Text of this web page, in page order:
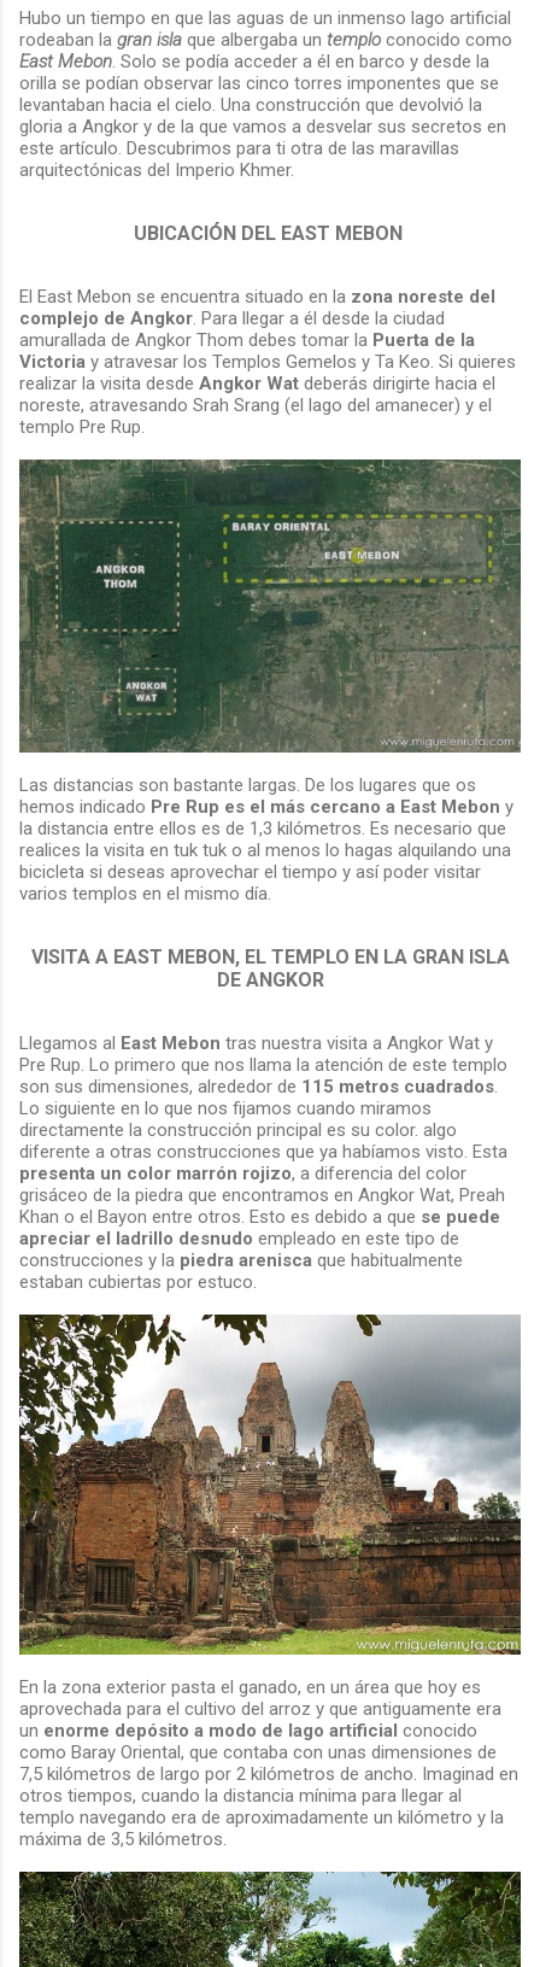
Hubo un tiempo en que las aguas de un inmenso lago artificial
rodeaban la gran isla que albergaba un templo conocido como
East Mebon . Solo se podía acceder a él en barco y desde la
orilla se podían observar las cinco torres imponentes que se
levantaban hacia el cielo. Una construcción que devolvió la
gloria a Angkor y de la que vamos a desvelar sus secretos en
este artículo. Descubrimos para ti otra de las maravillas
arquitectónicas del Imperio Khmer.
UBICACIÓN DEL EAST MEBON
El East Mebon se encuentra situado en la zona noreste del
complejo de Angkor . Para llegar a él desde la ciudad
amurallada de Angkor Thom debes tomar la Puerta de la
Victoria y atravesar los Templos Gemelos y Ta Keo. Si quieres
realizar la visita desde Angkor Wat deberás dirigirte hacia el
noreste, atravesando Srah Srang (el lago del amanecer) y el
templo Pre Rup.
Las distancias son bastante largas. De los lugares que os
hemos indicado Pre Rup es el más cercano a East Mebon y
la distancia entre ellos es de 1,3 kilómetros. Es necesario que
realices la visita en tuk tuk o al menos lo hagas alquilando una
bicicleta si deseas aprovechar el tiempo y así poder visitar
varios templos en el mismo día.
VISITA A EAST MEBON, EL TEMPLO EN LA GRAN ISLA
DE ANGKOR
Llegamos al East Mebon tras nuestra visita a Angkor Wat y
Pre Rup. Lo primero que nos llama la atención de este templo
son sus dimensiones, alrededor de 115 metros cuadrados
Lo siguiente en lo que nos fijamos cuando miramos
directamente la construcción principal es su color. algo
diferente a otras construcciones que ya habíamos visto. Esta
presenta un color marrón rojizo, a diferencia del color
grisáceo de la piedra que encontramos en Angkor Wat, Preah
Khan o el Bayon entre otros. Esto es debido a que se puede
apreciar el ladrillo desnudo empleado en este tipo de
construcciones y la piedra arenisca que habitualmente
estaban cubiertas por estuco.
En la zona exterior pasta el ganado, en un área que hoy es
aprovechada para el cultivo del arroz y que antiguamente era
un enorme depósito a modo de lago artificial conocido
como Baray Oriental, que contaba con unas dimensiones de
7,5 kilómetros de largo por 2 kilómetros de ancho. Imaginad en
otros tiempos, cuando la distancia mínima para llegar al
templo navegando era de aproximadamente un kilómetro y la
máxima de 3,5 kilómetros.